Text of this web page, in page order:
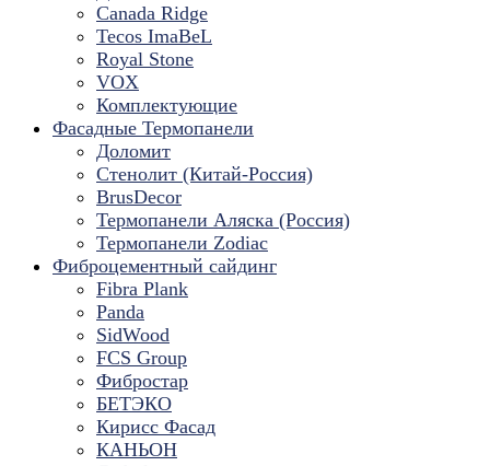
Canada Ridge
Tecos ImaBeL
Royal Stone
VOX
Комплектующие
Фасадные Термопанели
Доломит
Стенолит (Китай-Россия)
BrusDecor
Термопанели Аляска (Россия)
Термопанели Zodiac
Фиброцементный сайдинг
Fibra Plank
Panda
SidWood
FCS Group
Фибростар
БЕТЭКО
Кирисс Фасад
КАНЬОН